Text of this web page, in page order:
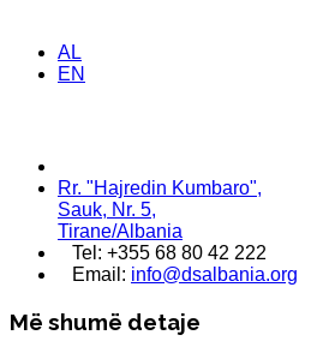
AL
EN
Rr. "Hajredin Kumbaro",
Sauk, Nr. 5,
Tirane/Albania
Tel: +355 68 80 42 222
Email: info@dsalbania.org
Më shumë detaje